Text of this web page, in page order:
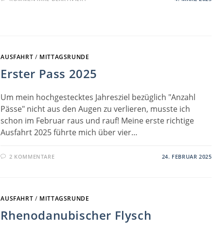
AUSFAHRT / MITTAGSRUNDE
Erster Pass 2025
Um mein hochgestecktes Jahresziel bezüglich "Anzahl
Pässe" nicht aus den Augen zu verlieren, musste ich
schon im Februar raus und rauf! Meine erste richtige
Ausfahrt 2025 führte mich über vier…
2 KOMMENTARE 24. FEBRUAR 2025
AUSFAHRT / MITTAGSRUNDE
Rhenodanubischer Flysch